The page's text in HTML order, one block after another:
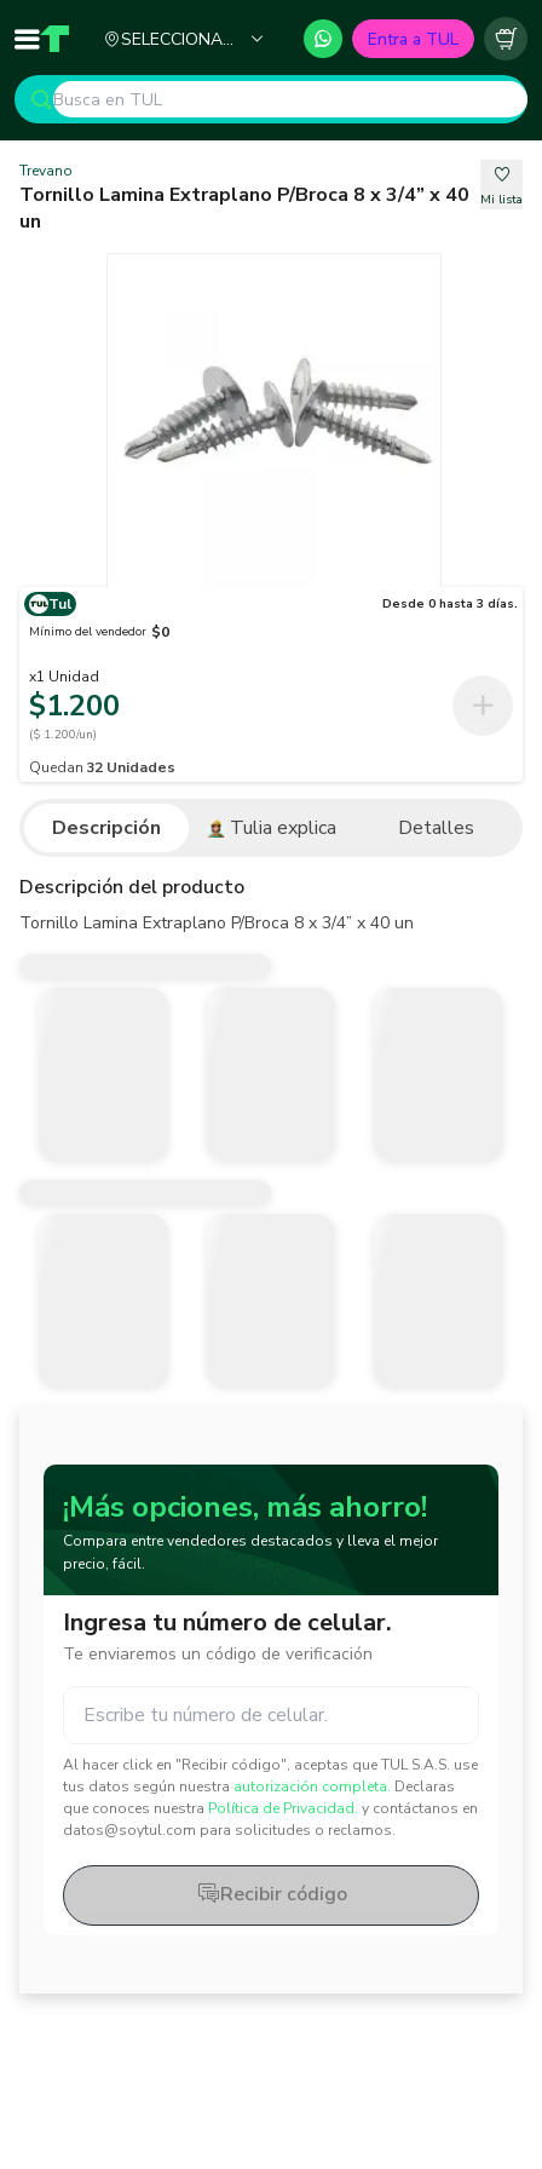
Inicio TUL - Tu Marketplace de Construcción
SELECCIONA
Entra a TUL
Trevano
Tornillo Lamina Extraplano P/Broca 8 x 3/4” x 40
un
Mi lista
Tul
Desde 0 hasta 3 días.
Mínimo del vendedor $0
x1 Unidad
$1.200
($ 1.200/un)
Quedan 32 Unidades
Descripción Tulia explica Detalles
Descripción del producto
Tornillo Lamina Extraplano P/Broca 8 x 3/4” x 40 un
¡Más opciones, más ahorro!
Compara entre vendedores destacados y lleva el mejor
precio, fácil.
Ingresa tu número de celular.
Te enviaremos un código de verificación
Al hacer click en "Recibir código", aceptas que TUL S.A.S. use
tus datos según nuestra autorización completa. Declaras
que conoces nuestra Política de Privacidad. y contáctanos en
datos@soytul.com para solicitudes o reclamos.
✕
✕
Recibir código